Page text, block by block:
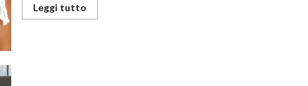
Leggi tuttoLeggi
di